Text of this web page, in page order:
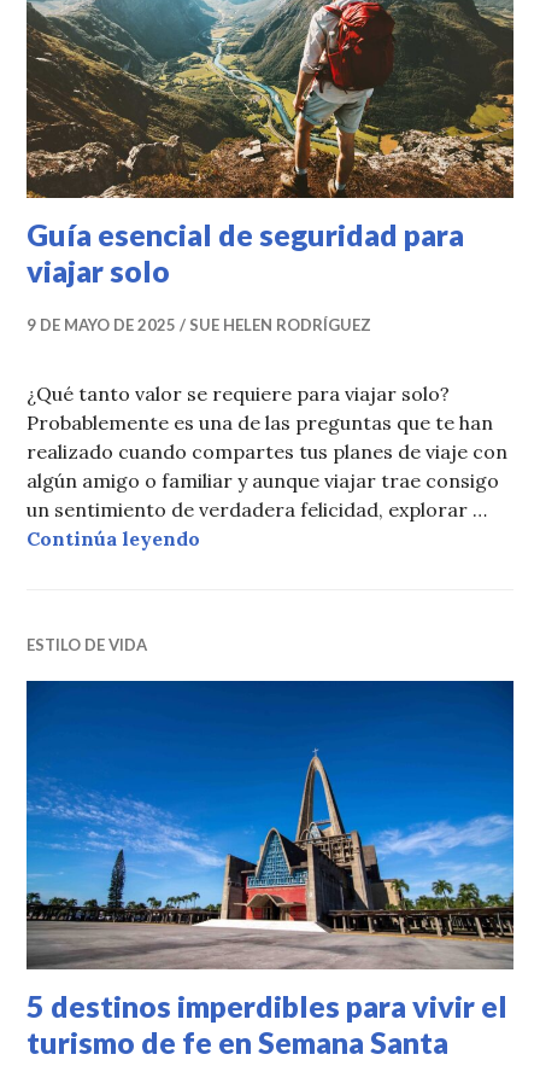
Guía esencial de seguridad para
viajar solo
9 DE MAYO DE 2025 SUE HELEN RODRÍGUEZ
¿Qué tanto valor se requiere para viajar solo?
Probablemente es una de las preguntas que te han
realizado cuando compartes tus planes de viaje con
algún amigo o familiar y aunque viajar trae consigo
un sentimiento de verdadera felicidad, explorar …
Continúa leyendo
ESTILO DE VIDA
5 destinos imperdibles para vivir el
turismo de fe en Semana Santa